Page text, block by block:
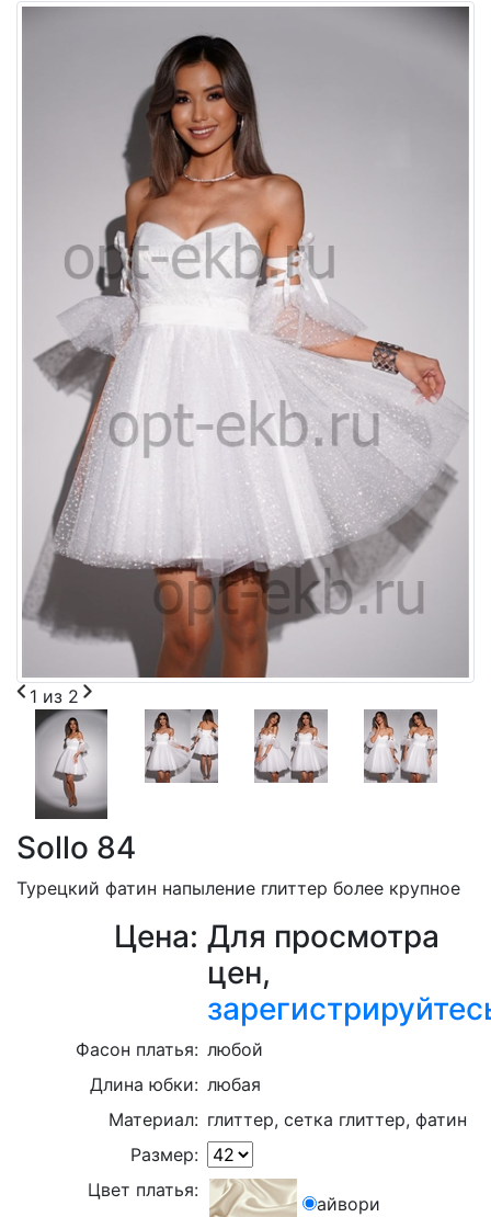
1 из 2
Sollo 84
Турецкий фатин напыление глиттер более крупное
Цена: Для просмотра
цен,
Фасон платья: любой
Длина юбки: любая
Материал: глиттер, сетка глиттер, фатин
Размер:
Цвет платья:
айвори